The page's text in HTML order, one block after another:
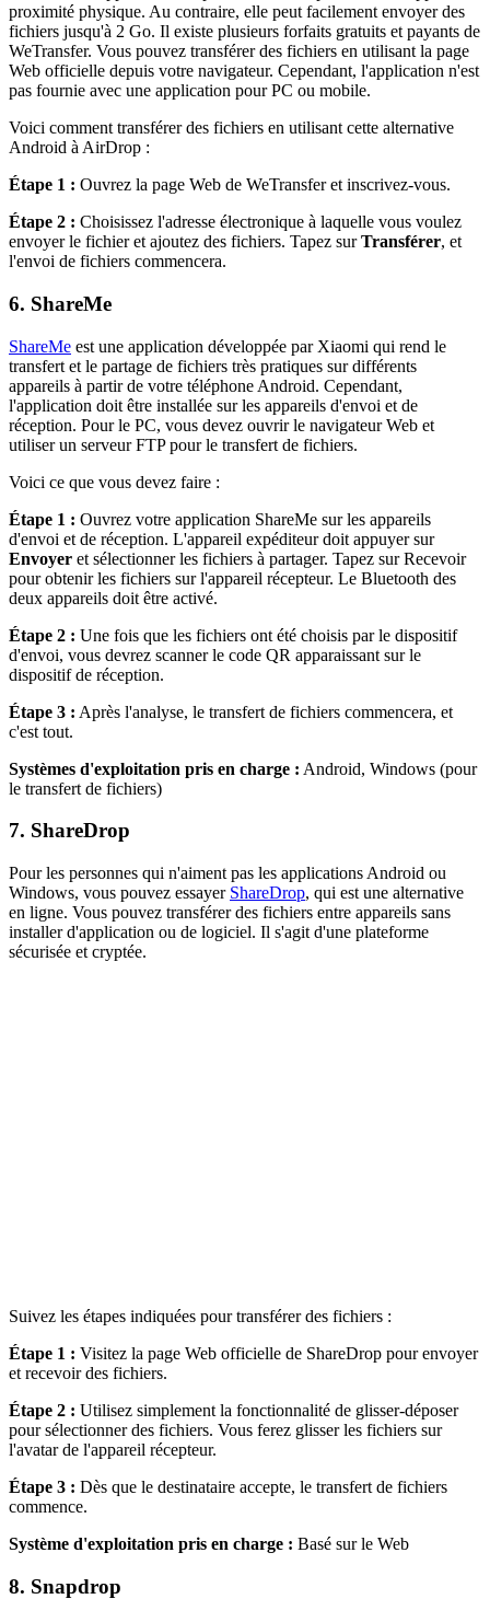
proximité physique. Au contraire, elle peut facilement envoyer des
fichiers jusqu'à 2 Go. Il existe plusieurs forfaits gratuits et payants de
WeTransfer. Vous pouvez transférer des fichiers en utilisant la page
Web officielle depuis votre navigateur. Cependant, l'application n'est
pas fournie avec une application pour PC ou mobile.
Voici comment transférer des fichiers en utilisant cette alternative
Android à AirDrop :
Étape 1 : Ouvrez la page Web de WeTransfer et inscrivez-vous.
Étape 2 : Choisissez l'adresse électronique à laquelle vous voulez
envoyer le fichier et ajoutez des fichiers. Tapez surTransférer, et
l'envoi de fichiers commencera.
6. ShareMe
ShareMe est une application développée par Xiaomi qui rend le
transfert et le partage de fichiers très pratiques sur différents
appareils à partir de votre téléphone Android. Cependant,
l'application doit être installée sur les appareils d'envoi et de
réception. Pour le PC, vous devez ouvrir le navigateur Web et
utiliser un serveur FTP pour le transfert de fichiers.
Voici ce que vous devez faire :
Étape 1 : Ouvrez votre application ShareMe sur les appareils
d'envoi et de réception. L'appareil expéditeur doit appuyer sur
Envoyer et sélectionner les fichiers à partager. Tapez sur Recevoir
pour obtenir les fichiers sur l'appareil récepteur. Le Bluetooth des
deux appareils doit être activé.
Étape 2 : Une fois que les fichiers ont été choisis par le dispositif
d'envoi, vous devrez scanner le code QR apparaissant sur le
dispositif de réception.
Étape 3 : Après l'analyse, le transfert de fichiers commencera, et
c'est tout.
Systèmes d'exploitation pris en charge : Android, Windows (pour
le transfert de fichiers)
7. ShareDrop
Pour les personnes qui n'aiment pas les applications Android ou
Windows, vous pouvez essayer ShareDrop, qui est une alternative
en ligne. Vous pouvez transférer des fichiers entre appareils sans
installer d'application ou de logiciel. Il s'agit d'une plateforme
sécurisée et cryptée.
Suivez les étapes indiquées pour transférer des fichiers :
Étape 1 : Visitez la page Web officielle de ShareDrop pour envoyer
et recevoir des fichiers.
Étape 2 : Utilisez simplement la fonctionnalité de glisser-déposer
pour sélectionner des fichiers. Vous ferez glisser les fichiers sur
l'avatar de l'appareil récepteur.
Étape 3 : Dès que le destinataire accepte, le transfert de fichiers
commence.
Système d'exploitation pris en charge : Basé sur le Web
8. Snapdrop